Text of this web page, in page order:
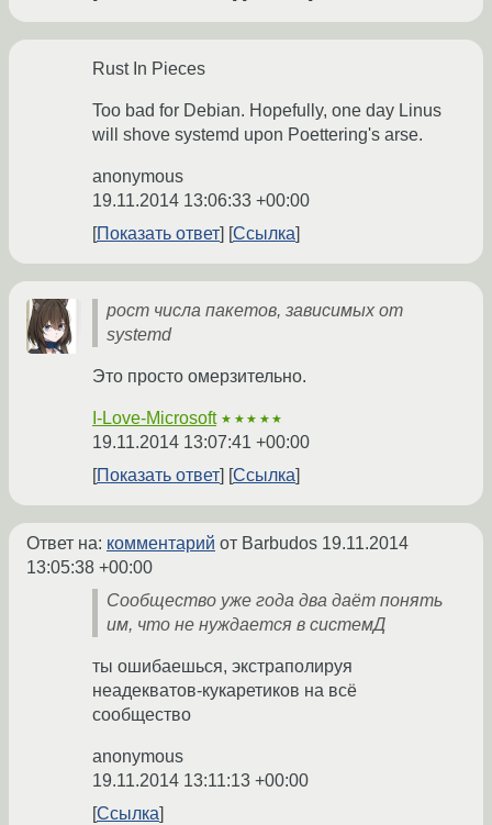
Rust In Pieces
Too bad for Debian. Hopefully, one day Linus
will shove systemd upon Poettering's arse.
anonymous
19.11.2014 13:06:33 +00:00
Показать ответ
Ссылка
рост числа пакетов, зависимых от
systemd
Это просто омерзительно.
I-Love-Microsoft ★★★★★
19.11.2014 13:07:41 +00:00
Показать ответ
Ссылка
Ответ на: комментарий от Barbudos 19.11.2014
13:05:38 +00:00
Сообщество уже года два даёт понять
им, что не нуждается в системД
ты ошибаешься, экстраполируя
неадекватов-кукаретиков на всё
сообщество
anonymous
19.11.2014 13:11:13 +00:00
Ссылка